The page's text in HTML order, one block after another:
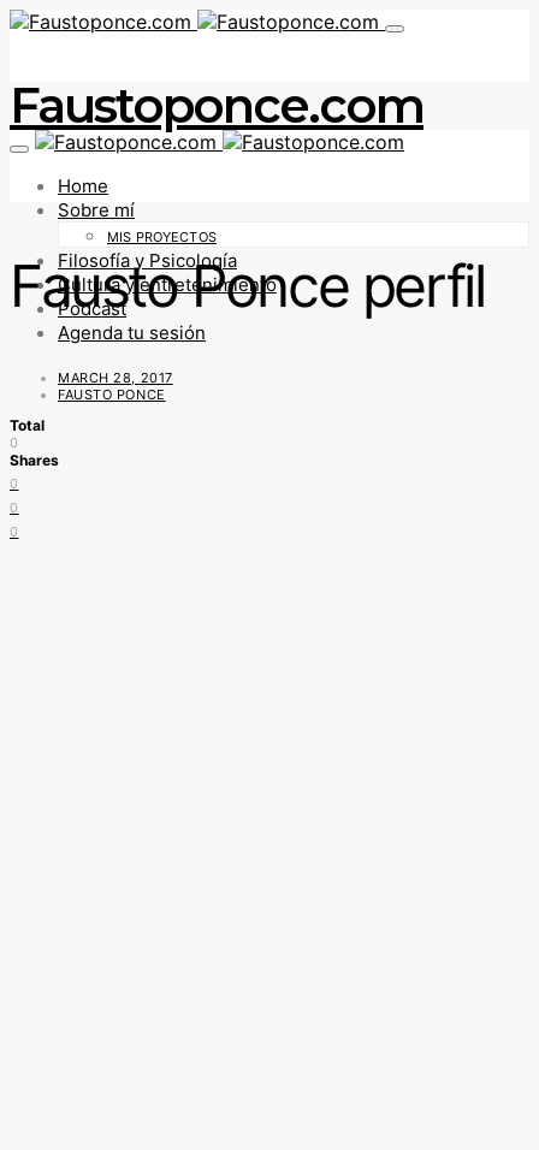
Faustoponce.com
Home
Sobre mí
MIS PROYECTOS
Filosofía y Psicología
Cultura y entretenimiento
Podcast
Agenda tu sesión
Fausto Ponce perfil
MARCH 28, 2017
FAUSTO PONCE
Total
0
Shares
0
0
0